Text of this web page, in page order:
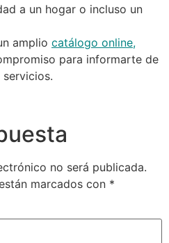
a un hogar o incluso un
amplio catálogo online,
para informarte de
no será publicada.
marcados con *